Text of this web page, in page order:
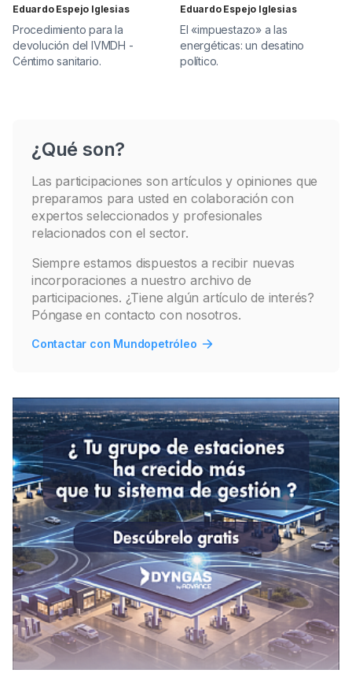
Eduardo Espejo Iglesias
Procedimiento para la
devolución del IVMDH -
Céntimo sanitario.
Eduardo Espejo Iglesias
El «impuestazo» a las
energéticas: un desatino
político.
¿Qué son?
Las participaciones son artículos y opiniones que
preparamos para usted en colaboración con
expertos seleccionados y profesionales
relacionados con el sector.
Siempre estamos dispuestos a recibir nuevas
incorporaciones a nuestro archivo de
participaciones. ¿Tiene algún artículo de interés?
Póngase en contacto con nosotros.
Contactar con Mundopetróleo